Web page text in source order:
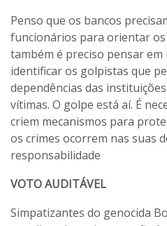
Penso que os bancos
funcionários para orientar os
também é preciso pensar
identificar os golpistas que
dependências das
vítimas. O golpe está aí. É
criem mecanismos para
os crimes ocorrem nas suas
responsabilidade
VOTO AUDITÁVEL
Simpatizantes do genocida